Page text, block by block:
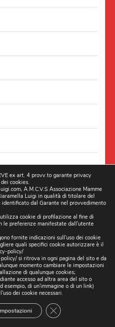
ex art. 4 provv.to garante privacy
cookies.
A.M.C.V.S Associazione Mamme
Luigi in qualità di titolare del
dal Garante nel provvedimento
cookie di profilazione al fine di
le preferenze manifestate dall'utente
fornite indicazioni sull'uso dei cookie
quali specifici cookie autorizzare è il
policy/
si ritrova in ogni pagina del sito e da
momento cambiare le impostazioni
di qualunque cookies;
accesso ad altra area del sito o
esempio, di un'immagine o di un link)
dei cookie necessari.
CLOSE GDPR